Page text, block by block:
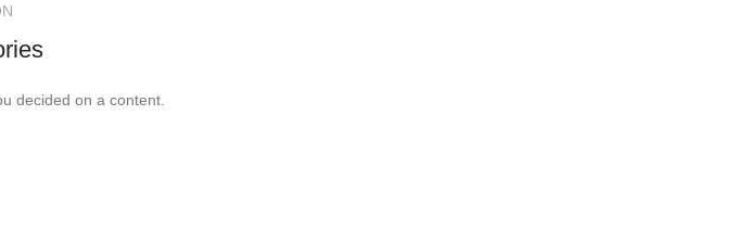
decided on a content.